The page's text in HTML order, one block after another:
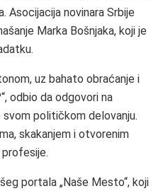
Asocijacija novinara Srbije
Marka Bošnjaka, koji je
uz bahato obraćanje i
odbio da odgovori na
političkom delovanju.
skakanjem i otvorenim
profesije.
portala „Naše Mesto“, koji